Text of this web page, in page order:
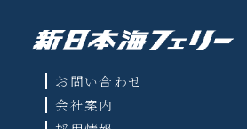
お問い合わせ
会社案内